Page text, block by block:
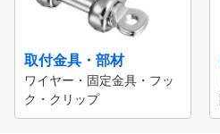
取付金具・部材
ワイヤー・固定金具・フッ
ク・クリップ